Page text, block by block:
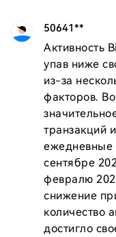
50641**
Активность
упав ниже
из-за
факторов.
транзакций
ежедневные
сентябре
февралю
снижение
количество
достигло